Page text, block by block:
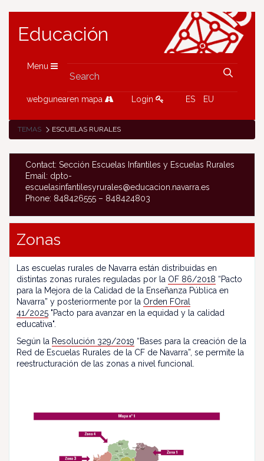
Educación
Menu
webgunearen mapa Login ES EU
TEMAS ESCUELAS RURALES
Contact: Sección Escuelas Infantiles y Escuelas Rurales
Email: dpto-
escuelasinfantilesyrurales@educacion.navarra.es
Phone: 848426555 – 848424803
Zonas
Las escuelas rurales de Navarra están distribuidas en
distintas zonas rurales reguladas por la OF 86/2018 “Pacto
para la Mejora de la Calidad de la Enseñanza Pública en
Navarra” y posteriormente por la Orden FOral
41/2025 "Pacto para avanzar en la equidad y la calidad
educativa".
Según la Resolución 329/2019 “Bases para la creación de la
Red de Escuelas Rurales de la CF de Navarra”, se permite la
reestructuración de las zonas a nivel funcional.